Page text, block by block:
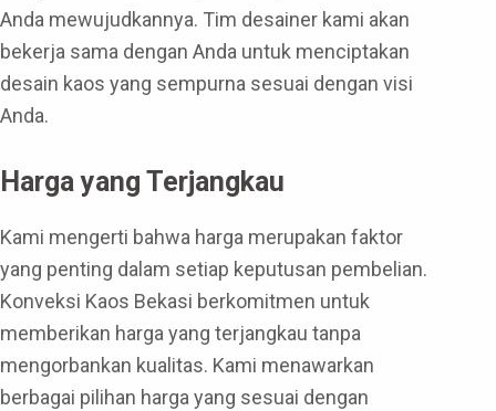
Anda mewujudkannya. Tim desainer kami akan
bekerja sama dengan Anda untuk menciptakan
desain kaos yang sempurna sesuai dengan visi
Anda.
Harga yang Terjangkau
Kami mengerti bahwa harga merupakan faktor
yang penting dalam setiap keputusan pembelian.
Konveksi Kaos Bekasi berkomitmen untuk
memberikan harga yang terjangkau tanpa
mengorbankan kualitas. Kami menawarkan
berbagai pilihan harga yang sesuai dengan